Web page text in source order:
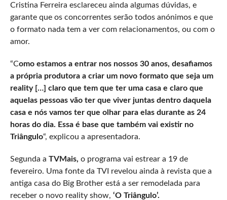
Cristina Ferreira esclareceu ainda algumas dúvidas, e
garante que os concorrentes serão todos anónimos e que
o formato nada tem a ver com relacionamentos, ou com o
amor.
“Como estamos a entrar nos nossos 30 anos, desafiamos
a própria produtora a criar um novo formato que seja um
reality […] claro que tem que ter uma casa e claro que
aquelas pessoas vão ter que viver juntas dentro daquela
casa e nós vamos ter que olhar para elas durante as 24
horas do dia. Essa é base que também vai existir no
Triângulo“, explicou a apresentadora.
Segunda a TVMais, o programa vai estrear a 19 de
fevereiro. Uma fonte da TVI revelou ainda à revista que a
antiga casa do Big Brother está a ser remodelada para
receber o novo reality show, ‘O Triângulo’.